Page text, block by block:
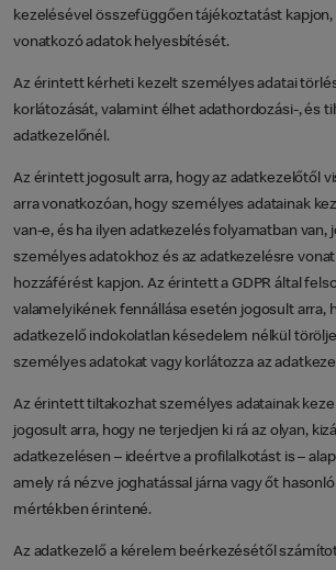
kezelésével összefüggően tájékoztatást kapjon,
vonatkozó adatok helyesbítését.
Az érintett kérheti kezelt személyes adatai
korlátozását, valamint élhet adathordozási-, és
adatkezelőnél.
Az érintett jogosult arra, hogy az adatkezelőtől
arra vonatkozóan, hogy személyes adatainak
van-e, és ha ilyen adatkezelés folyamatban van,
személyes adatokhoz és az adatkezelésre
hozzáférést kapjon. Az érintett a GDPR által
valamelyikének fennállása esetén jogosult arra,
adatkezelő indokolatlan késedelem nélkül
személyes adatokat vagy korlátozza az
Az érintett tiltakozhat személyes adatainak
jogosult arra, hogy ne terjedjen ki rá az olyan,
adatkezelésen – ideértve a profilalkotást is –
amely rá nézve joghatással járna vagy őt
mértékben érintené.
Az adatkezelő a kérelem beérkezésétől